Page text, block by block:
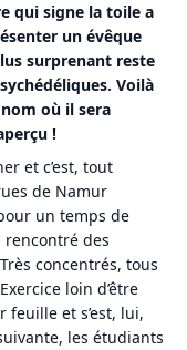
qui signe la toile a
un évêque
surprenant reste
Voilà
où il sera
!
et c’est, tout
de Namur
un temps de
rencontré des
concentrés, tous
loin d’être
feuille et s’est, lui,
les étudiants